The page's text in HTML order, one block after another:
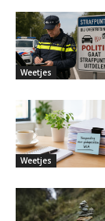
Weetjes
Weetjes